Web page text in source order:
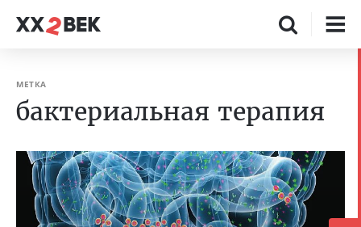
МЕТКА
бактериальная терапия